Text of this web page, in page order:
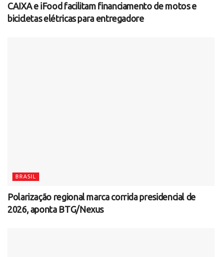
CAIXA e iFood facilitam financiamento de motos e
bicicletas elétricas para entregadore
BRASIL
Polarização regional marca corrida presidencial de
2026, aponta BTG/Nexus